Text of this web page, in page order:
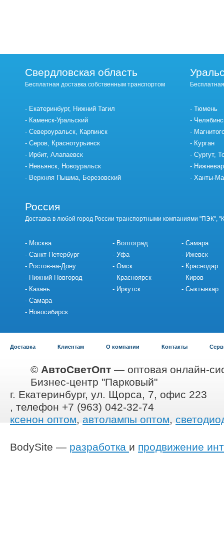
Свердловская область
Бесплатная доставка собственным транспортом
Екатеринбург, Нижний Тагил
Каменск-Уральский
Североуральск, Карпинск
Серов, Краснотурьинск
Ирбит, Алапаевск
Невьянск, Новоуральск
Верхняя Пышма, Березовский
Тюмень
Курган
Сургут,
Ханты-
Россия
Доставка в любой город России транспортными компаниями "ПЭК",
Москва
Санкт-Петербург
Ростов-на-Дону
Нижний Новгород
Казань
Самара
Новосибирск
Волгоград
Уфа
Омск
Красноярск
Иркутск
Самара
Ижевск
Краснодар
Киров
Сыктывкар
Доставка Клиентам О компании Контакты
© АвтоСветОпт — оптовая онлайн-
Бизнес-центр "Парковый"
г. Екатеринбург, ул. Щорса, 7, офис 223
, телефон +7 (963) 042-32-74
ксенон оптом, автолампы оптом,
BodySite — разработка и продвижение